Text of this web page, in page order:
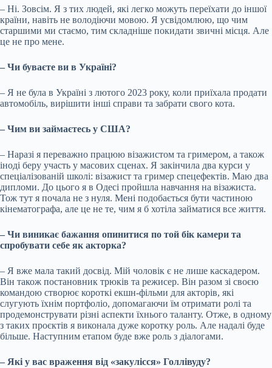
– Ні. Зовсім. Я з тих людей, які легко можуть переїхати до іншої
країни, навіть не володіючи мовою. Я усвідомлюю, що чим
старшими ми стаємо, тим складніше покидати звичні місця. Але
це не про мене.
– Чи буваєте ви в Україні?
– Я не була в Україні з лютого 2023 року, коли приїхала продати
автомобіль, вирішити інші справи та забрати свого кота.
– Чим ви займаєтесь у США?
– Наразі я переважно працюю візажистом та гримером, а також
іноді беру участь у масових сценах. Я закінчила два курси у
спеціалізованій школі: візажист та гример спецефектів. Маю два
дипломи. До цього я в Одесі пройшла навчання на візажиста.
Тож тут я почала не з нуля. Мені подобається бути частиною
кінематографа, але це не те, чим я б хотіла займатися все життя.
– Чи виникає бажання опинитися по той бік камери та
спробувати себе як акторка?
– Я вже мала такий досвід. Мій чоловік є не лише каскадером.
Він також постановник трюків та режисер. Він разом зі своєю
командою створює короткі екшн-фільми для акторів, які
слугують їхнім портфоліо, допомагаючи їм отримати ролі та
продемонструвати різні аспекти їхнього таланту. Отже, в одному
з таких проєктів я виконала дуже коротку роль. Але надалі буде
більше. Наступним етапом буде вже роль з діалогами.
– Які у вас враження від «закулісся» Голлівуду?